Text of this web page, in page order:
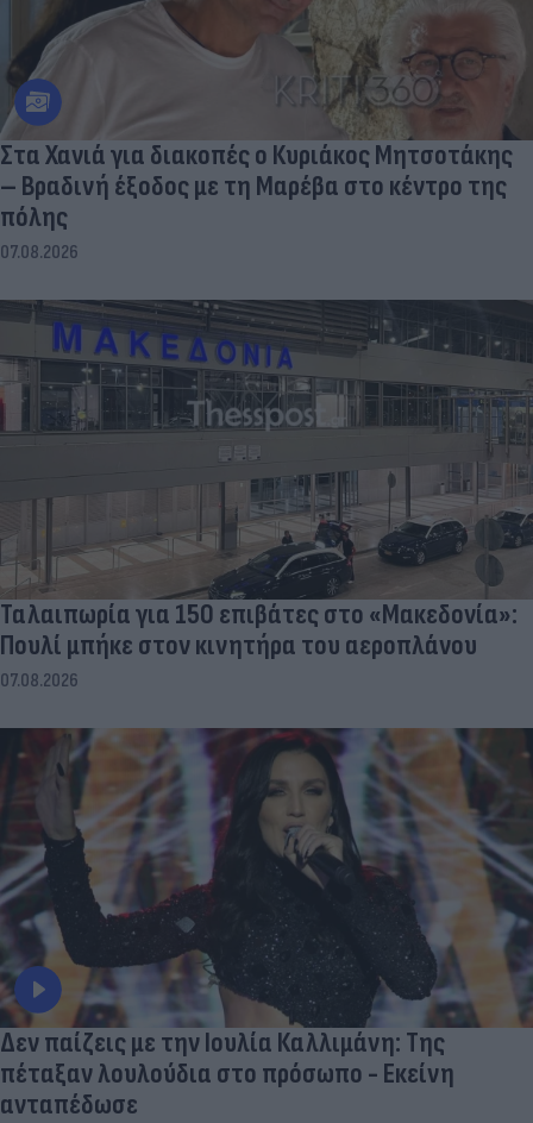
Στα Χανιά για διακοπές ο Κυριάκος Μητσοτάκης
– Βραδινή έξοδος με τη Μαρέβα στο κέντρο της
πόλης
07.08.2026
Ταλαιπωρία για 150 επιβάτες στο «Μακεδονία»:
Πουλί μπήκε στον κινητήρα του αεροπλάνου
07.08.2026
Δεν παίζεις με την Ιουλία Καλλιμάνη: Της
πέταξαν λουλούδια στο πρόσωπο - Εκείνη
ανταπέδωσε